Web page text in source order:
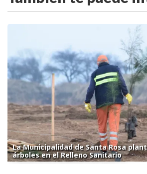
La Municipalidad de Santa Rosa
árboles en el Relleno Sanitario